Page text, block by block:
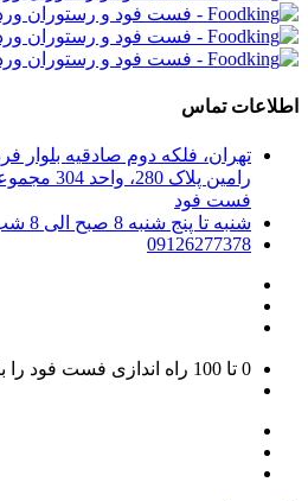
اطلاعات تماس
تهران، فلکه دوم صادقیه
رامین
فست فود
شنبه تا پنج شنبه 8 صبح الی 8 شب
09126277378
0 تا 100 راه اندازی فست فود را